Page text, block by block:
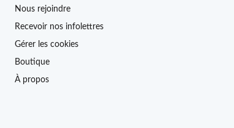
Nous rejoindre
Recevoir nos infolettres
Gérer les cookies
Boutique
À propos